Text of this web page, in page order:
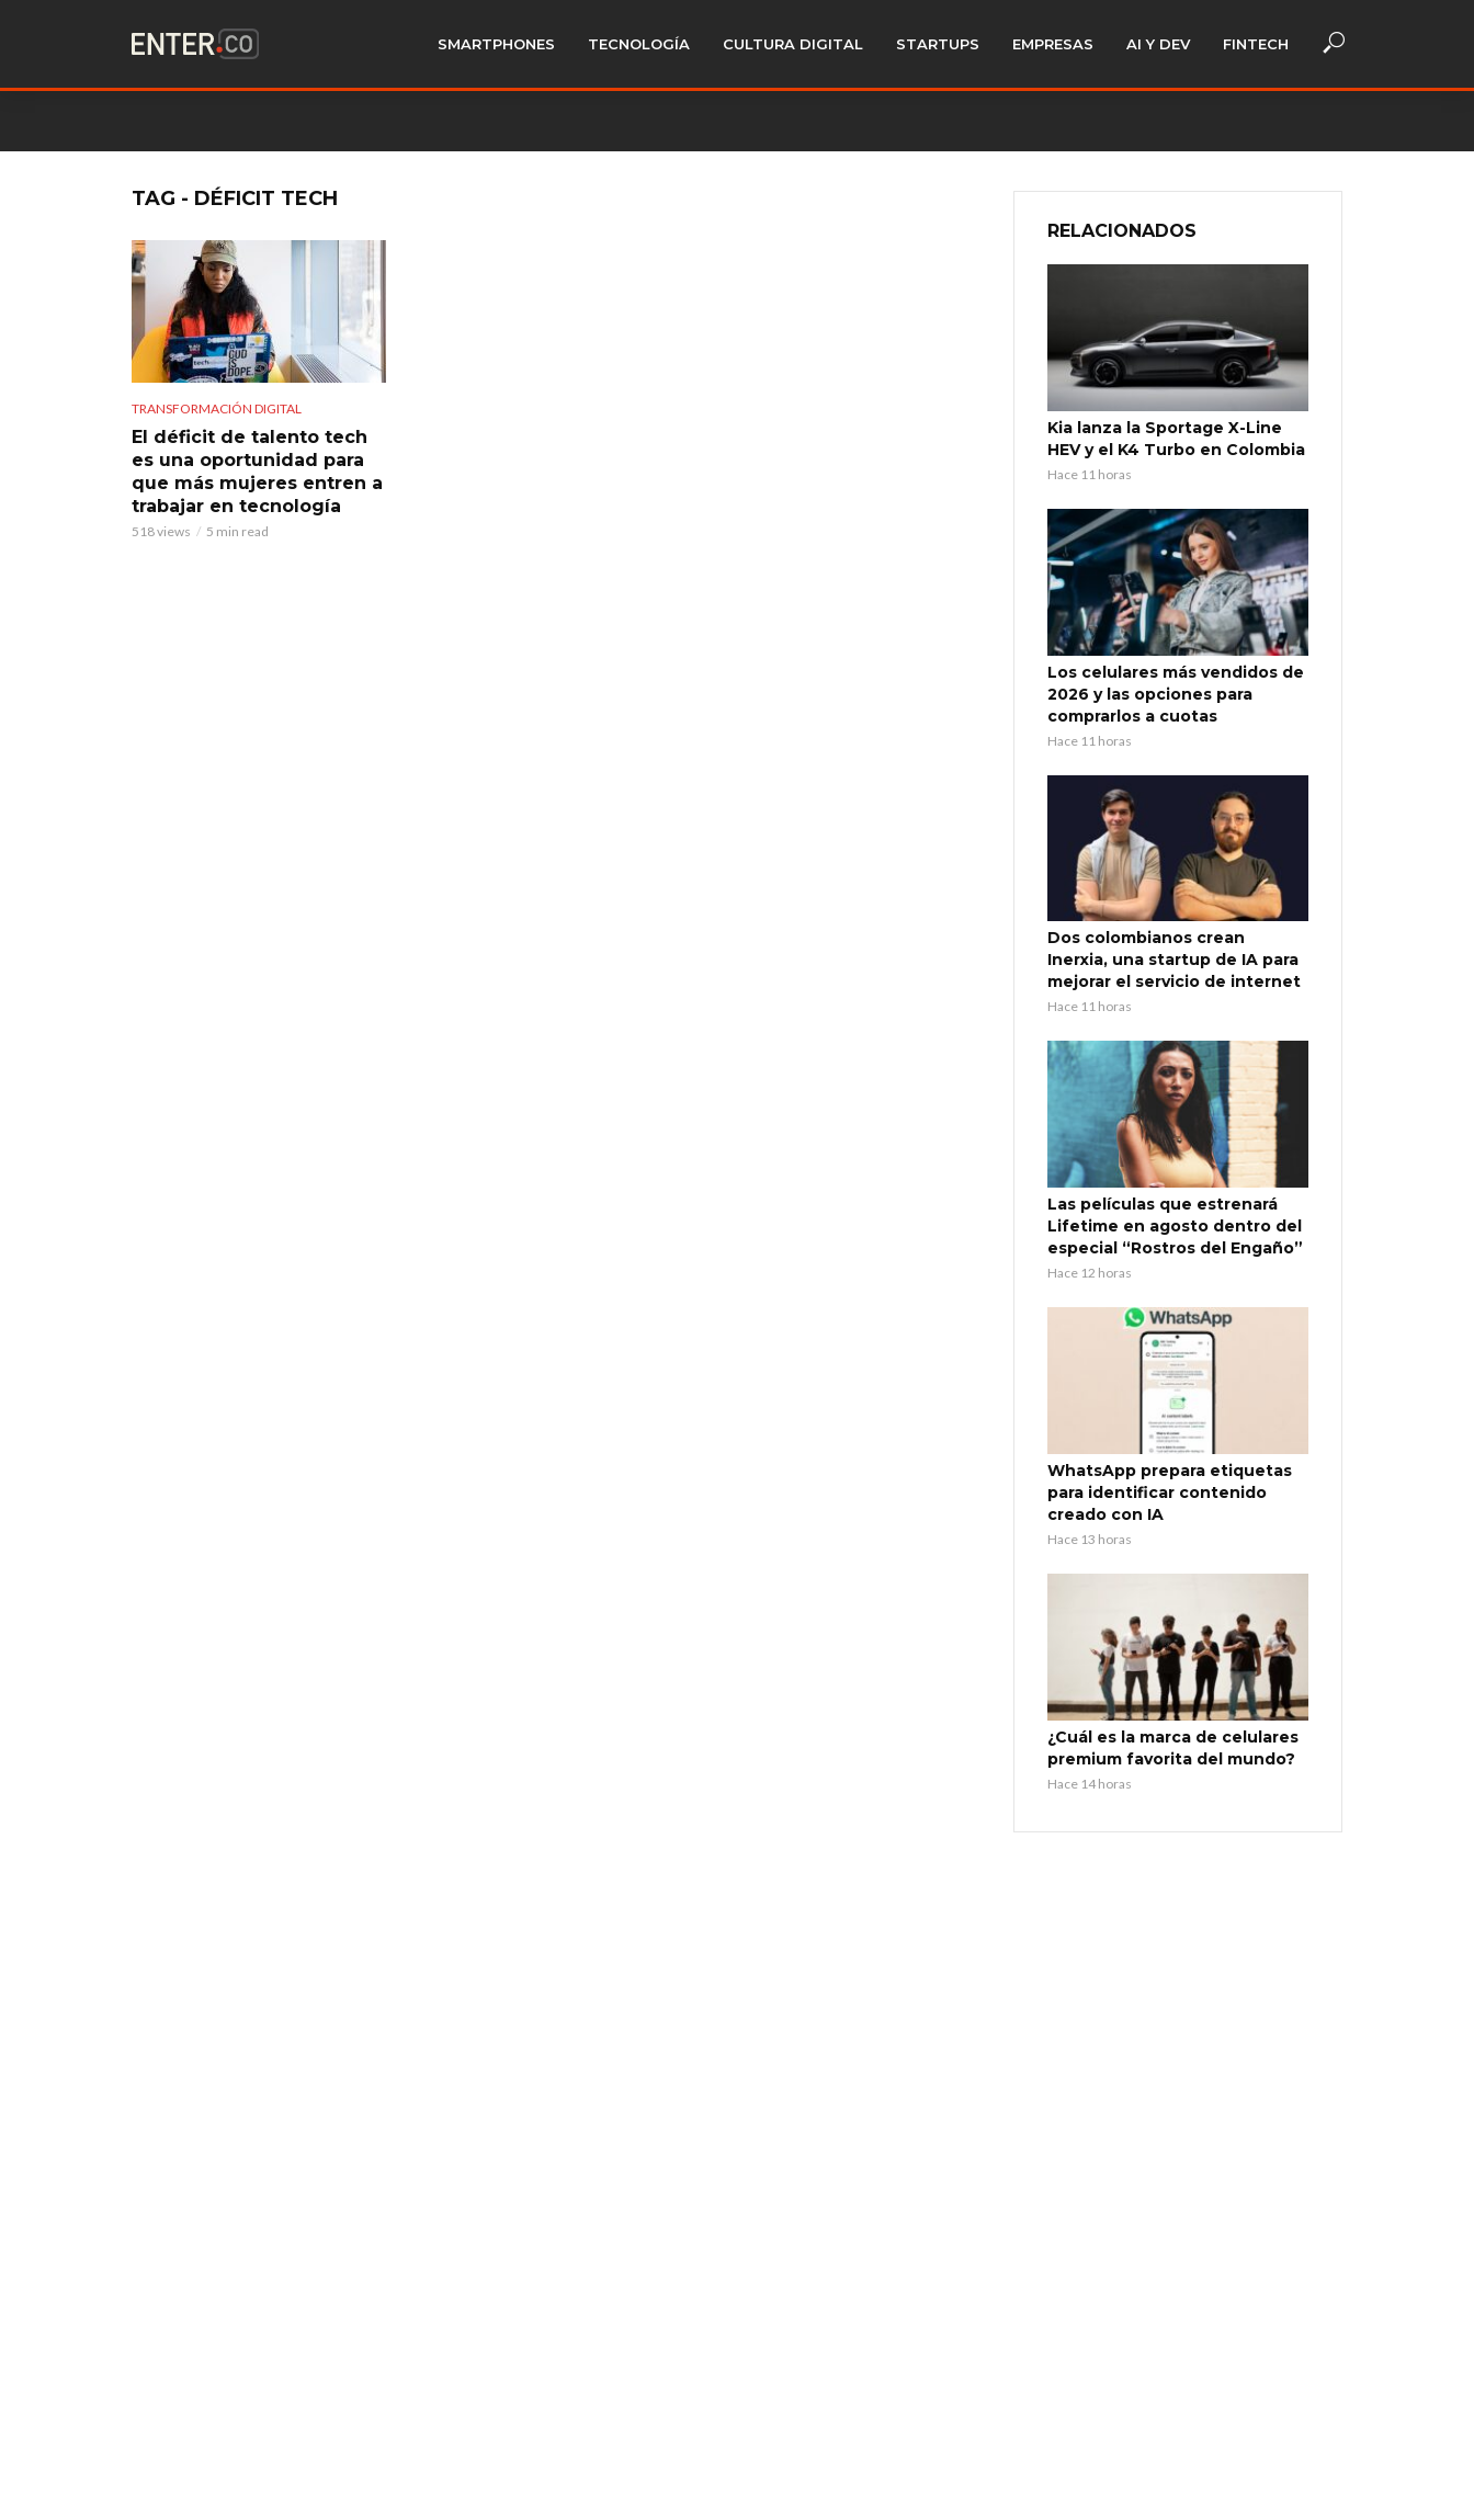
SMARTPHONES TECNOLOGÍA CULTURA DIGITAL STARTUPS EMPRESAS AI Y DEV FINTECH
TAG - DÉFICIT TECH
TRANSFORMACIÓN DIGITAL
El déficit de talento tech
es una oportunidad para
que más mujeres entren a
trabajar en tecnología
518 views 5 min read
RELACIONADOS
Kia lanza la Sportage X-Line
HEV y el K4 Turbo en Colombia
Hace 11 horas
Los celulares más vendidos de
2026 y las opciones para
comprarlos a cuotas
Hace 11 horas
Dos colombianos crean
Inerxia, una startup de IA para
mejorar el servicio de internet
Hace 11 horas
Las películas que estrenará
Lifetime en agosto dentro del
especial “Rostros del Engaño”
Hace 12 horas
WhatsApp prepara etiquetas
para identificar contenido
creado con IA
Hace 13 horas
¿Cuál es la marca de celulares
premium favorita del mundo?
Hace 14 horas